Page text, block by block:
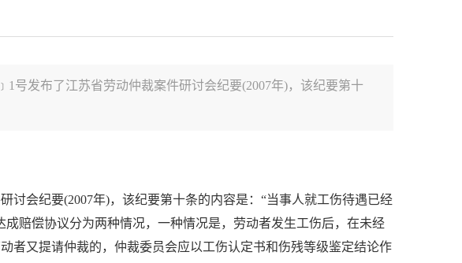
号发布了江苏省劳动仲裁案件研讨会纪要(2007年)，该纪要第十
讨会纪要(2007年)，该纪要第十条的内容是： “当事人就工伤待遇已经
成赔偿协议分为两种情况，一种情况是，劳动者发生工伤后，在未经
者又提请仲裁的，仲裁委员会应以工伤认定书和伤残等级鉴定结论作